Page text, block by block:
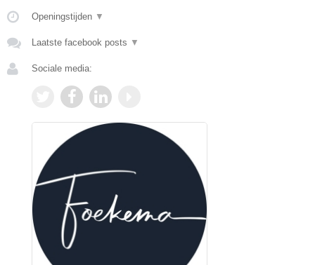
Openingstijden ▼
Laatste facebook posts ▼
Sociale media: